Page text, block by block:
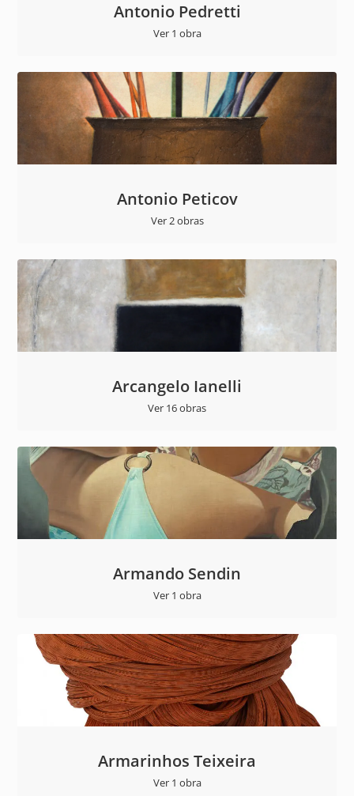
Antonio Pedretti
Ver 1 obra
Antonio Peticov
Ver 2 obras
Arcangelo Ianelli
Ver 16 obras
Armando Sendin
Ver 1 obra
Armarinhos Teixeira
Ver 1 obra